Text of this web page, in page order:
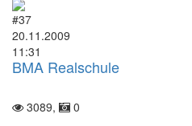
#37
20.11.2009
11:31
BMA Realschule
3089, 0